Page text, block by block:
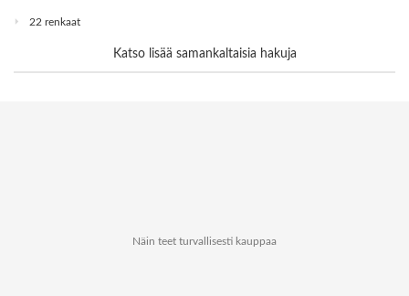
22 renkaat
Katso lisää samankaltaisia hakuja
Näin teet turvallisesti kauppaa